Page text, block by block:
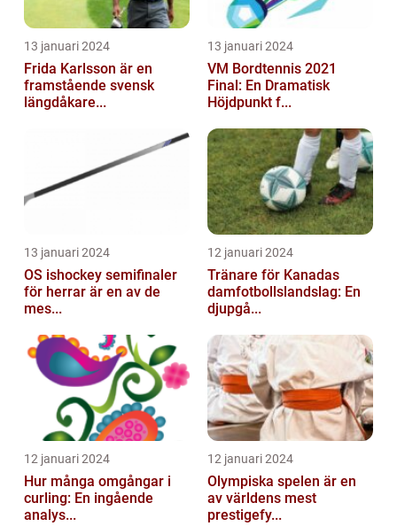
13 januari 2024
Frida Karlsson är en
framstående svensk
längdåkare...
13 januari 2024
VM Bordtennis 2021
Final: En Dramatisk
Höjdpunkt f...
13 januari 2024
OS ishockey semifinaler
för herrar är en av de
mes...
12 januari 2024
Tränare för Kanadas
damfotbollslandslag: En
djupgå...
12 januari 2024
Hur många omgångar i
curling: En ingående
analys...
12 januari 2024
Olympiska spelen är en
av världens mest
prestigefy...